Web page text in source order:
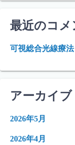
最近のコメ
可視総合光線療法
アーカイブ
2026年5月
2026年4月